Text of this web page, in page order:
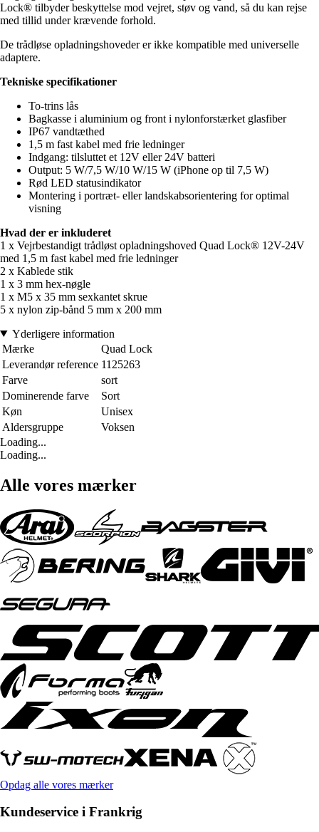
Lock® tilbyder beskyttelse mod vejret, støv og vand, så du kan rejse
med tillid under krævende forhold.
De trådløse opladningshoveder er ikke kompatible med universelle
adaptere.
Tekniske specifikationer
To-trins lås
Bagkasse i aluminium og front i nylonforstærket glasfiber
IP67 vandtæthed
1,5 m fast kabel med frie ledninger
Indgang: tilsluttet et 12V eller 24V batteri
Output: 5 W/7,5 W/10 W/15 W (iPhone op til 7,5 W)
Rød LED statusindikator
Montering i portræt- eller landskabsorientering for optimal
visning
Hvad der er inkluderet
1 x Vejrbestandigt trådløst opladningshoved Quad Lock® 12V-24V
med 1,5 m fast kabel med frie ledninger
2 x Kablede stik
1 x 3 mm hex-nøgle
1 x M5 x 35 mm sexkantet skrue
5 x nylon zip-bånd 5 mm x 200 mm
Yderligere information
Mærke
Quad Lock
Leverandør reference 1125263
Farve
sort
Dominerende farve
Sort
Køn
Unisex
Aldersgruppe
Voksen
Loading...
Loading...
Alle vores mærker
Opdag alle vores mærker
Kundeservice i Frankrig